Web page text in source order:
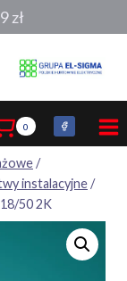
0
/
instalacyjne/
50 2K
zł